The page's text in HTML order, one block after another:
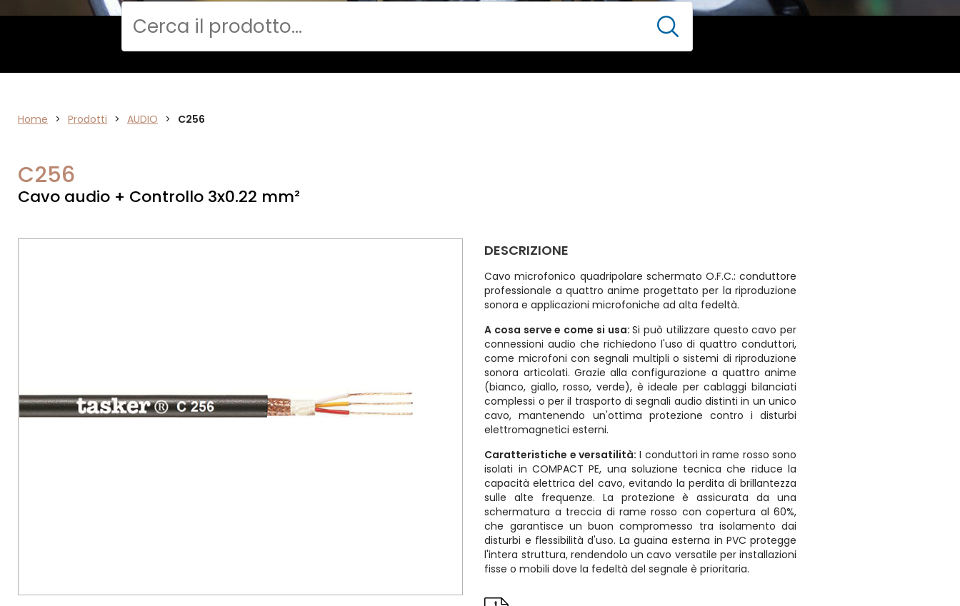
AUDIO
Cerca
Home > Prodotti > AUDIO > C256
C256
Cavo audio + Controllo 3x0.22 mm²
DESCRIZIONE
Cavo microfonico quadripolare schermato O.F.C.: conduttore
professionale a quattro anime progettato per la riproduzione
sonora e applicazioni microfoniche ad alta fedeltà.
A cosa serve e come si usa:Si può utilizzare questo cavo per
connessioni audio che richiedono l'uso di quattro conduttori,
come microfoni con segnali multipli o sistemi di riproduzione
sonora articolati. Grazie alla configurazione a quattro anime
(bianco, giallo, rosso, verde), è ideale per cablaggi bilanciati
complessi o per il trasporto di segnali audio distinti in un unico
cavo, mantenendo un'ottima protezione contro i disturbi
elettromagnetici esterni.
Caratteristiche e versatilità: I conduttori in rame rosso sono
isolati in COMPACT PE, una soluzione tecnica che riduce la
capacità elettrica del cavo, evitando la perdita di brillantezza
sulle alte frequenze. La protezione è assicurata da una
schermatura a treccia di rame rosso con copertura al 60%,
che garantisce un buon compromesso tra isolamento dai
disturbi e flessibilità d'uso. La guaina esterna in PVC protegge
l'intera struttura, rendendolo un cavo versatile per installazioni
fisse o mobili dove la fedeltà del segnale è prioritaria.